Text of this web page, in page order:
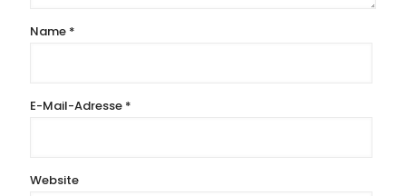
Name *
E-Mail-Adresse *
Website